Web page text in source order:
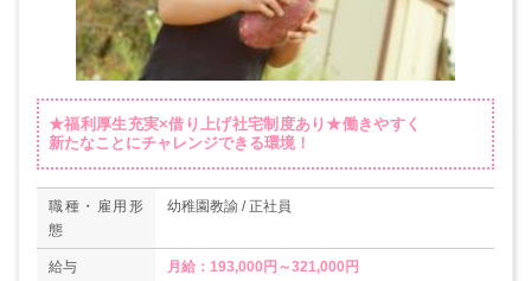
★福利厚生充実×借り上げ社宅制度あり★働きやすく
新たなことにチャレンジできる環境！
職種・雇用形
態
幼稚園教諭 / 正社員
給与 月給：193,000円～321,000円